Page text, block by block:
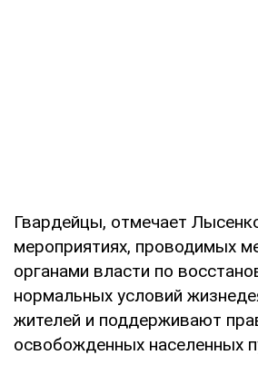
Гвардейцы, отмечает
мероприятиях, проводимых
органами власти по
нормальных условий
жителей и поддерживают
освобожденных населенных